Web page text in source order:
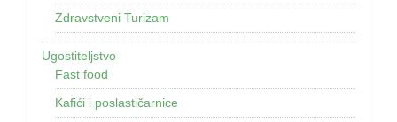
Zdravstveni Turizam
Ugostiteljstvo
Fast food
Kafići i poslastičarnice